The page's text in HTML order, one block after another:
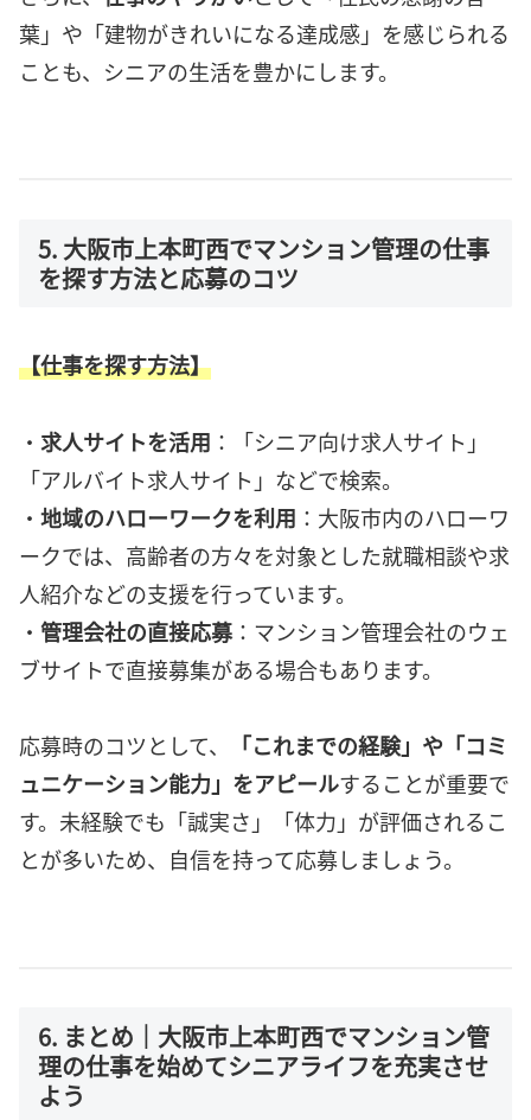
葉」や「建物がきれいになる達成感」を感じられる
ことも、シニアの生活を豊かにします。
5. 大阪市上本町西でマンション管理の仕事
を探す方法と応募のコツ
【仕事を探す方法】
・ 求人サイトを活用 ：「シニア向け求人サイト」
「アルバイト求人サイト」などで検索。
・ 地域のハローワークを利用 ：大阪市内のハローワ
ークでは、高齢者の方々を対象とした就職相談や求
人紹介などの支援を行っています。
・ 管理会社の直接応募：マンション管理会社のウェ
ブサイトで直接募集がある場合もあります。
応募時のコツとして、
「これまでの経験」や「コミ
ュニケーション能力」をアピールすることが重要で
す。未経験でも「誠実さ」「体力」が評価されるこ
とが多いため、自信を持って応募しましょう。
6. まとめ｜大阪市上本町西でマンション管
理の仕事を始めてシニアライフを充実させ
よう